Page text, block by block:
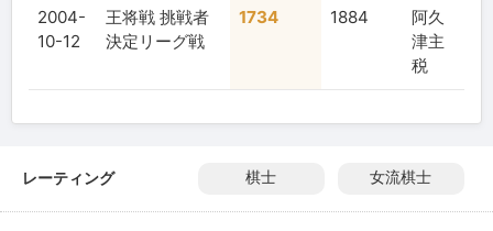
2004-
10-12
王将戦 挑戦者
決定リーグ戦
1734 1884
阿久
津主
税
レーティング 棋士 女流棋士